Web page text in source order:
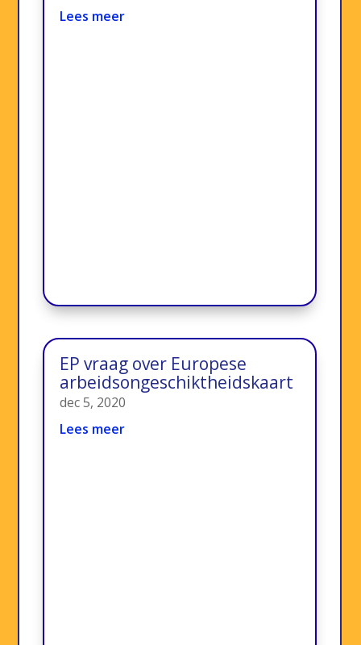
Lees meer
EP vraag over Europese
arbeidsongeschiktheidskaart
dec 5, 2020
Lees meer